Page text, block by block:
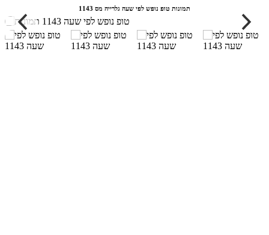
תמונות טופ נופש לפי שעה גלרייה מס 1143